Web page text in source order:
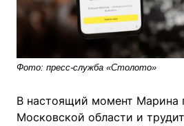
Фото: пресс-служба «Столото»
В настоящий момент Марина
Московской области и